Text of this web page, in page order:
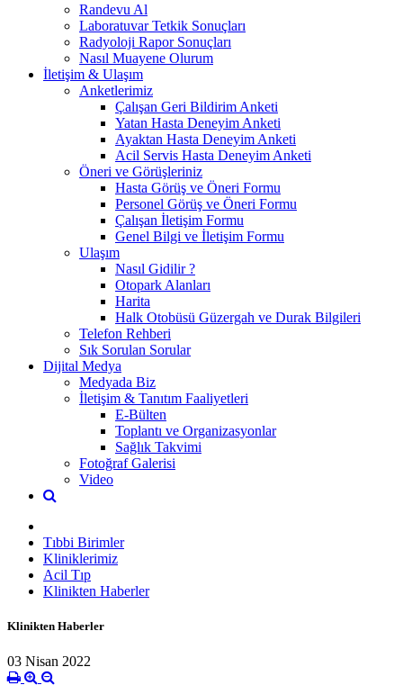
Randevu Al
Laboratuvar Tetkik Sonuçları
Radyoloji Rapor Sonuçları
Nasıl Muayene Olurum
İletişim & Ulaşım
Anketlerimiz
Çalışan Geri Bildirim Anketi
Yatan Hasta Deneyim Anketi
Ayaktan Hasta Deneyim Anketi
Acil Servis Hasta Deneyim Anketi
Öneri ve Görüşleriniz
Hasta Görüş ve Öneri Formu
Personel Görüş ve Öneri Formu
Çalışan İletişim Formu
Genel Bilgi ve İletişim Formu
Ulaşım
Nasıl Gidilir ?
Otopark Alanları
Harita
Halk Otobüsü Güzergah ve Durak Bilgileri
Telefon Rehberi
Sık Sorulan Sorular
Dijital Medya
Medyada Biz
İletişim & Tanıtım Faaliyetleri
E-Bülten
Toplantı ve Organizasyonlar
Sağlık Takvimi
Fotoğraf Galerisi
Video
Tıbbi Birimler
Kliniklerimiz
Acil Tıp
Klinikten Haberler
Klinikten Haberler
03 Nisan 2022